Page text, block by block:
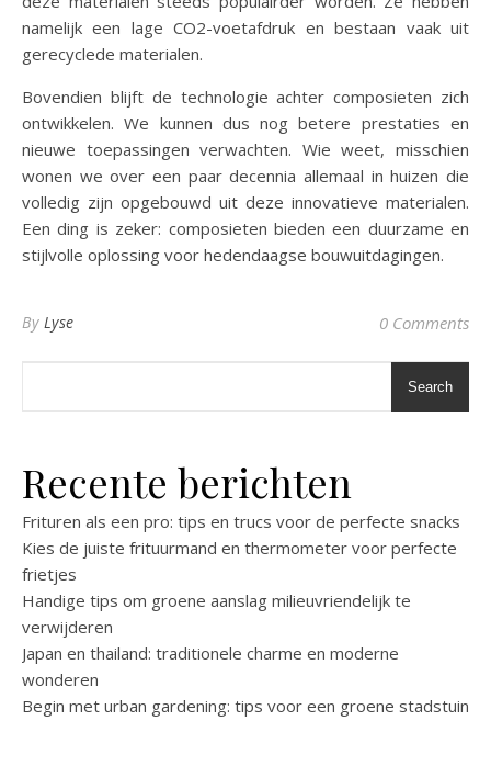
namelijk een lage CO2-voetafdruk en bestaan vaak uit
gerecyclede materialen.
Bovendien blijft de technologie achter composieten zich
ontwikkelen. We kunnen dus nog betere prestaties en
nieuwe toepassingen verwachten. Wie weet, misschien
wonen we over een paar decennia allemaal in huizen die
volledig zijn opgebouwd uit deze innovatieve materialen.
Een ding is zeker: composieten bieden een duurzame en
stijlvolle oplossing voor hedendaagse bouwuitdagingen.
By Lyse 0 Comments
Search
Recente berichten
Frituren als een pro: tips en trucs voor de perfecte snacks
Kies de juiste frituurmand en thermometer voor perfecte
frietjes
Handige tips om groene aanslag milieuvriendelijk te
verwijderen
Japan en thailand: traditionele charme en moderne
wonderen
Begin met urban gardening: tips voor een groene stadstuin